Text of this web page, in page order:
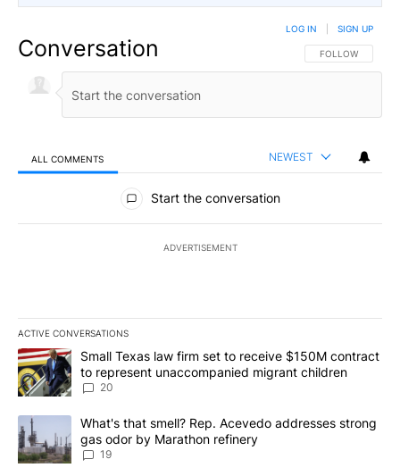
Conversation FOLLOW THIS
FOLLOW
LOG IN SIGN UP
ALL COMMENTS NEWEST
All Comments
Start the conversation
ADVERTISEMENT
ACTIVE CONVERSATIONS
The following is a list of the most commented articles in the last
A trending article titled "Small Texas law firm set to receive
Small Texas law firm set to receive $150M contract
to represent unaccompanied migrant children
20
A trending article titled "What's that smell? Rep. Acevedo
What's that smell? Rep. Acevedo addresses strong
gas odor by Marathon refinery
19